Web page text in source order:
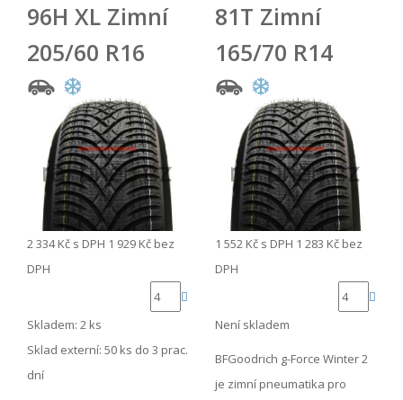
96H XL Zimní
205/60 R16
2 334 Kč s DPH 1 929 Kč bez
DPH
Skladem: 2 ks
Sklad externí: 50 ks do 3 prac.
dní
81T Zimní
165/70 R14
1 552 Kč s DPH 1 283 Kč bez
DPH
Není skladem
BFGoodrich g-Force Winter 2
je zimní pneumatika pro